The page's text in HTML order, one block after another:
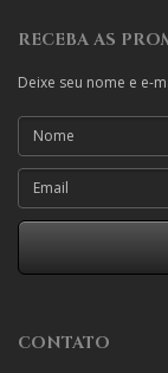
RECEBA AS
Deixe seu nome e e-
CONTATO